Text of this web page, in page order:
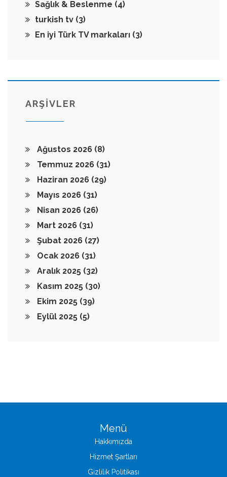
Sağlık & Beslenme (4)
turkish tv (3)
En iyi Türk TV markaları (3)
ARŞİVLER
Ağustos 2026 (8)
Temmuz 2026 (31)
Haziran 2026 (29)
Mayıs 2026 (31)
Nisan 2026 (26)
Mart 2026 (31)
Şubat 2026 (27)
Ocak 2026 (31)
Aralık 2025 (32)
Kasım 2025 (30)
Ekim 2025 (39)
Eylül 2025 (5)
Menü
Hakkımızda
Hizmet Şartları
Gizlilik Politikası